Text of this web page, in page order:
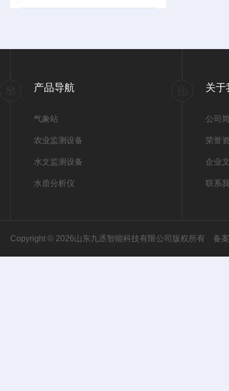
产品导航
气象站
农业监测设备
水文监测设备
水质分析仪
关于
公司
荣誉
企业
联系
Copyright © 2026山东九丞智能科技有限公司版权所有 备